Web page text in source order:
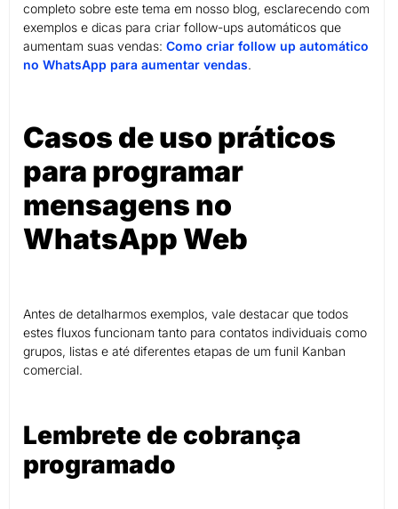
completo sobre este tema em nosso blog, esclarecendo com
exemplos e dicas para criar follow-ups automáticos que
aumentam suas vendas: Como criar follow up automático
no WhatsApp para aumentar vendas.
Casos de uso práticos
para programar
mensagens no
WhatsApp Web
Antes de detalharmos exemplos, vale destacar que todos
estes fluxos funcionam tanto para contatos individuais como
grupos, listas e até diferentes etapas de um funil Kanban
comercial.
Lembrete de cobrança
programado